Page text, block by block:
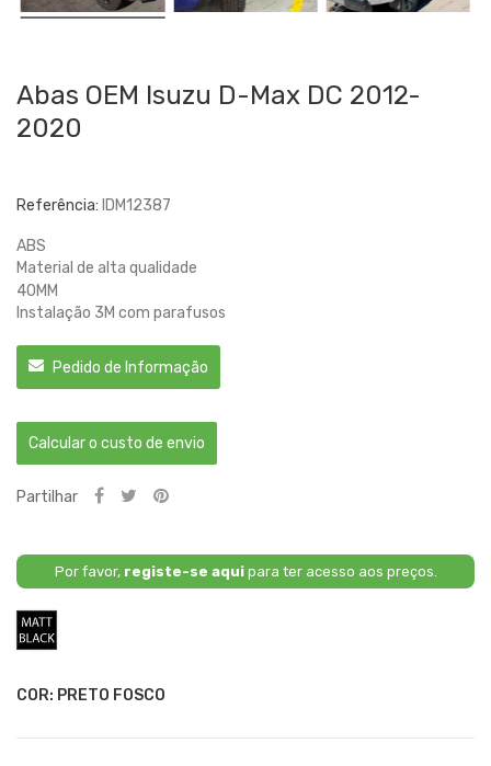
Abas OEM Isuzu D-Max DC 2012-
2020
Referência: IDM12387
ABS
Material de alta qualidade
40MM
Instalação 3M com parafusos
Pedido de Informação
Calcular o custo de envio
Partilhar
Por favor, registe-se aquipara ter acesso aos preços.
COR: PRETO FOSCO